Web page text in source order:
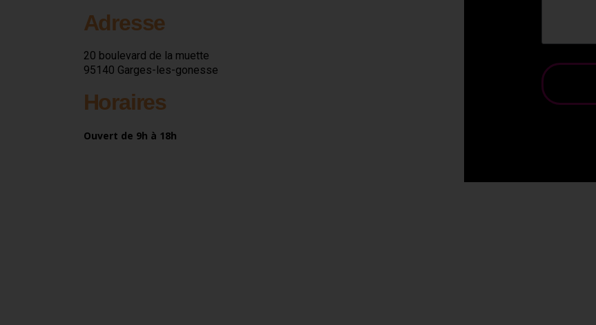
Adresse
20 boulevard de la muette
95140 Garges-les-gonesse
Horaires
Ouvert de 9h à 18h